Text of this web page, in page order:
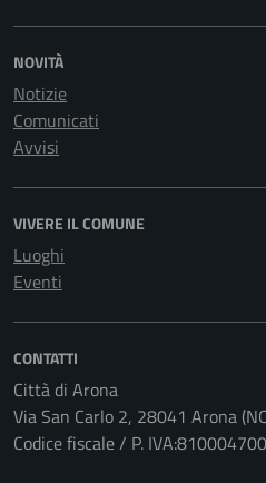
NOVITÀ
Notizie
Comunicati
Avvisi
VIVERE IL COMUNE
Luoghi
Eventi
CONTATTI
Città di Arona
Via San Carlo 2, 28041 Arona
Codice fiscale / P.